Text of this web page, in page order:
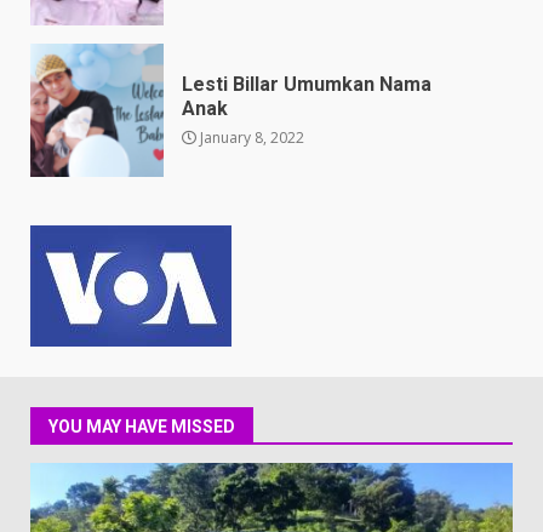
Lesti Billar Umumkan Nama
Anak
January 8, 2022
YOU MAY HAVE MISSED